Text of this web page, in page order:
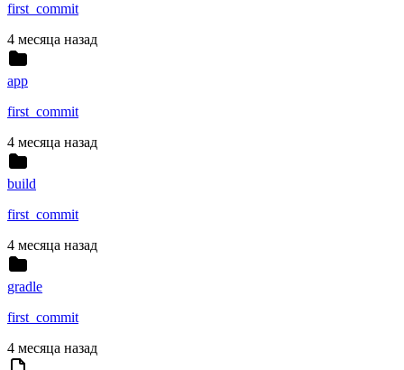
first_commit
4 месяца назад
app
first_commit
4 месяца назад
build
first_commit
4 месяца назад
gradle
first_commit
4 месяца назад